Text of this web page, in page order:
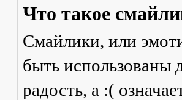
Что такое
Смайлики, или
быть использованы
радость, а :(